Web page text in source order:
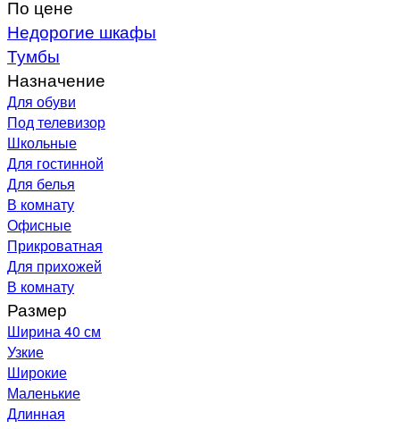
По цене
Недорогие шкафы
Тумбы
Назначение
Для обуви
Под телевизор
Школьные
Для гостинной
Для белья
В комнату
Офисные
Прикроватная
Для прихожей
В комнату
Размер
Ширина 40 см
Узкие
Широкие
Маленькие
Длинная